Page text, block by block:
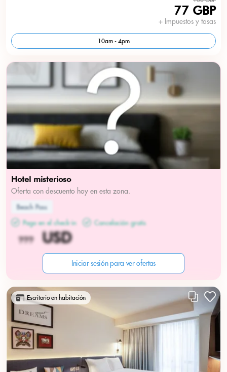
77 GBP
+ Impuestos y tasas
10am - 4pm
Hotel misterioso
Oferta con descuento hoy en esta zona.
Beach Pass
Pago en el check-in
Cancelación gratis
Iniciar sesión para ver ofertas
Escritorio en habitación